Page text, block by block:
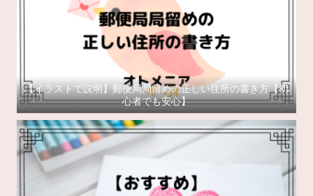
【イラストで説明】郵便局局留めの正しい住所の書き方【初
心者でも安心】